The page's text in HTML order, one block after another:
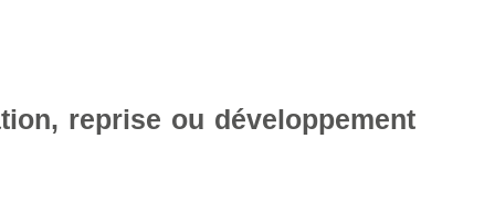
reprise ou développement